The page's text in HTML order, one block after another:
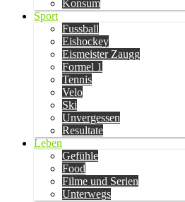
Konsum
Sport
Fussball
Eishockey
Eismeister Zaugg
Formel 1
Tennis
Velo
Ski
Unvergessen
Resultate
Leben
Gefühle
Food
Filme und Serien
Unterwegs